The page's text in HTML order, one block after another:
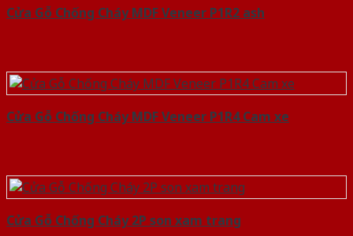
Cửa Gỗ Chống Cháy MDF Veneer P1R2 ash
Cửa Gỗ Chống Cháy MDF Veneer P1R4 Cam xe
Cửa Gỗ Chống Cháy 2P son xam trang